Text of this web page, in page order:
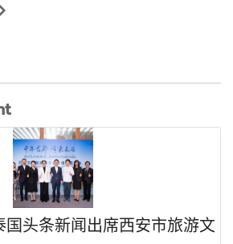
国头条新闻出席西安市旅游文